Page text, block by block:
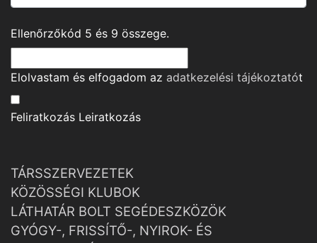
Ellenőrzőkód 5 és 9 összege.
Elolvastam és elfogadom az adatkezelési tájékoztatót
Feliratkozás Leiratkozás
TÁRSSZERVEZETEK
KÖZÖSSÉGI KLUBOK
LÁTHATÁR BOLT SEGÉDESZKÖZÖK
GYÓGY-, FRISSÍTŐ-, NYIROK- ÉS